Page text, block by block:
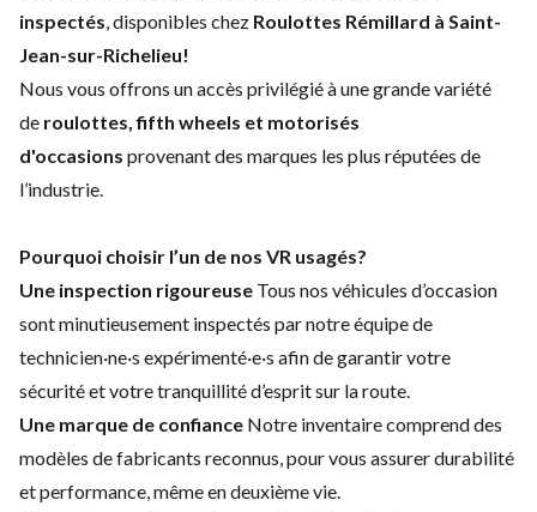
inspectés, disponibles chez Roulottes Rémillard à Saint-
Jean-sur-Richelieu!
Nous vous offrons un accès privilégié à une grande variété
de roulottes, fifth wheels et motorisés
d'occasions provenant des marques les plus réputées de
l’industrie.
Pourquoi choisir l’un de nos VR usagés?
Une inspection rigoureuse Tous nos véhicules d’occasion
sont minutieusement inspectés par notre équipe de
technicien·ne·s expérimenté·e·s afin de garantir votre
sécurité et votre tranquillité d’esprit sur la route.
Une marque de confiance Notre inventaire comprend des
modèles de fabricants reconnus, pour vous assurer durabilité
et performance, même en deuxième vie.